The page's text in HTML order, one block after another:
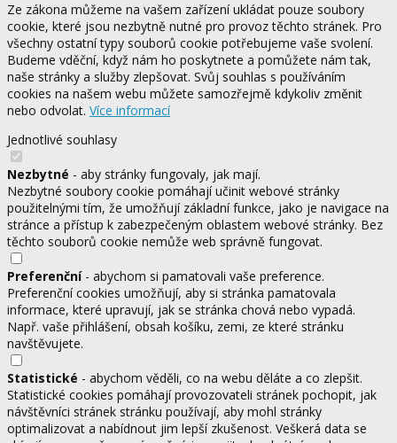
Ze zákona můžeme na vašem zařízení ukládat pouze soubory
cookie, které jsou nezbytně nutné pro provoz těchto stránek. Pro
všechny ostatní typy souborů cookie potřebujeme vaše svolení.
Budeme vděční, když nám ho poskytnete a pomůžete nám tak,
naše stránky a služby zlepšovat. Svůj souhlas s používáním
cookies na našem webu můžete samozřejmě kdykoliv změnit
nebo odvolat. Více informací
Jednotlivé souhlasy
Nezbytné - aby stránky fungovaly, jak mají.
Nezbytné soubory cookie pomáhají učinit webové stránky
použitelnými tím, že umožňují základní funkce, jako je navigace na
stránce a přístup k zabezpečeným oblastem webové stránky. Bez
těchto souborů cookie nemůže web správně fungovat.
Preferenční- abychom si pamatovali vaše preference.
Preferenční cookies umožňují, aby si stránka pamatovala
informace, které upravují, jak se stránka chová nebo vypadá.
Např. vaše přihlášení, obsah košíku, zemi, ze které stránku
navštěvujete.
Statistické - abychom věděli, co na webu děláte a co zlepšit.
Statistické cookies pomáhají provozovateli stránek pochopit, jak
návštěvníci stránek stránku používají, aby mohl stránky
optimalizovat a nabídnout jim lepší zkušenost. Veškerá data se